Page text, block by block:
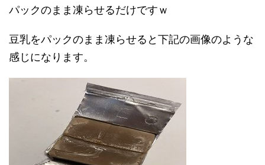
パックのまま凍らせるだけですｗ
豆乳をパックのまま凍らせると下記の画像のような
感じになります。